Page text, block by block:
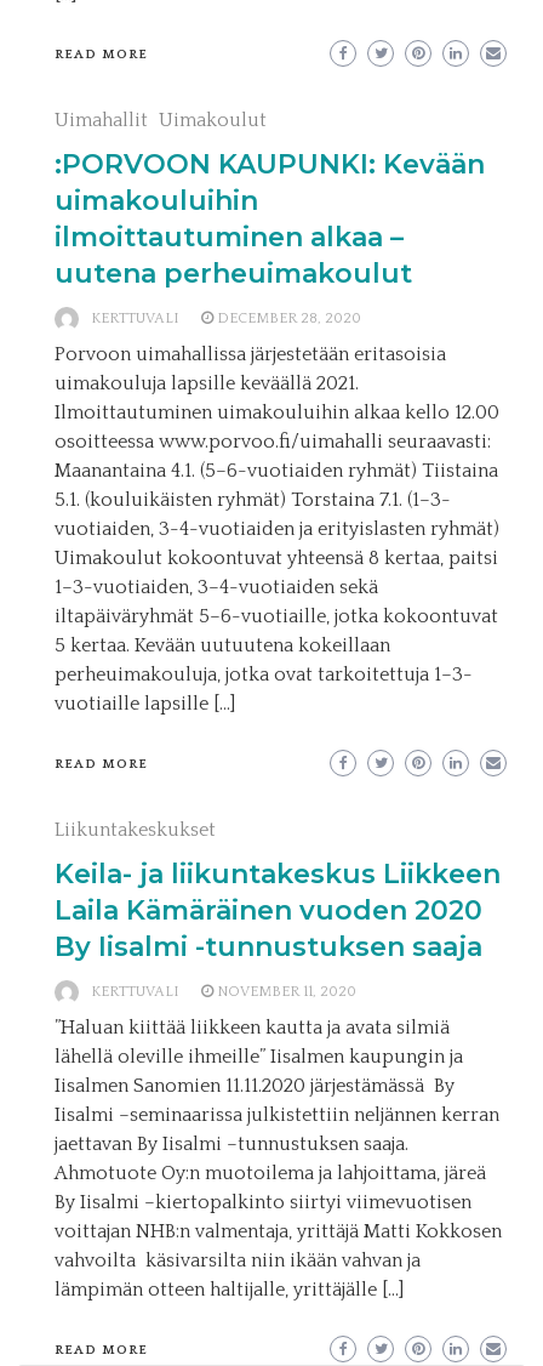
READ MORE
Uimahallit Uimakoulut
:PORVOON KAUPUNKI: Kevään
uimakouluihin
ilmoittautuminen alkaa –
uutena perheuimakoulut
KERTTUVALI DECEMBER 28, 2020
Porvoon uimahallissa järjestetään eritasoisia
uimakouluja lapsille keväällä 2021.
Ilmoittautuminen uimakouluihin alkaa kello 12.00
osoitteessa www.porvoo.fi/uimahalli seuraavasti:
Maanantaina 4.1. (5–6-vuotiaiden ryhmät) Tiistaina
5.1. (kouluikäisten ryhmät) Torstaina 7.1. (1–3-
vuotiaiden, 3-4-vuotiaiden ja erityislasten ryhmät)
Uimakoulut kokoontuvat yhteensä 8 kertaa, paitsi
1–3-vuotiaiden, 3–4-vuotiaiden sekä
iltapäiväryhmät 5–6-vuotiaille, jotka kokoontuvat
5 kertaa. Kevään uutuutena kokeillaan
perheuimakouluja, jotka ovat tarkoitettuja 1–3-
vuotiaille lapsille […]
READ MORE
Liikuntakeskukset
Keila- ja liikuntakeskus Liikkeen
Laila Kämäräinen vuoden 2020
By Iisalmi -tunnustuksen saaja
KERTTUVALI NOVEMBER 11, 2020
”Haluan kiittää liikkeen kautta ja avata silmiä
lähellä oleville ihmeille” Iisalmen kaupungin ja
Iisalmen Sanomien 11.11.2020 järjestämässä By
Iisalmi –seminaarissa julkistettiin neljännen kerran
jaettavan By Iisalmi –tunnustuksen saaja.
Ahmotuote Oy:n muotoilema ja lahjoittama, järeä
By Iisalmi –kiertopalkinto siirtyi viimevuotisen
voittajan NHB:n valmentaja, yrittäjä Matti Kokkosen
vahvoilta käsivarsilta niin ikään vahvan ja
lämpimän otteen haltijalle, yrittäjälle […]
READ MORE